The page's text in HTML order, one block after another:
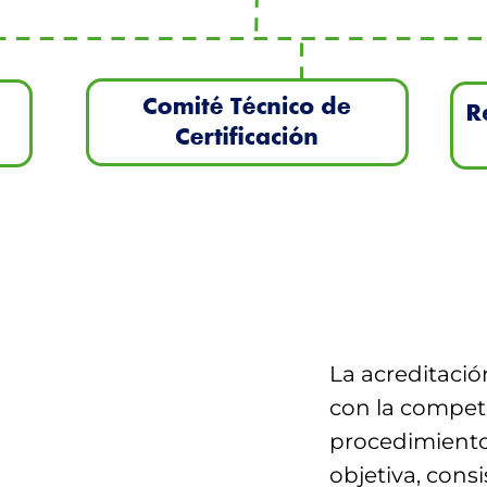
La
con la
objetiva,